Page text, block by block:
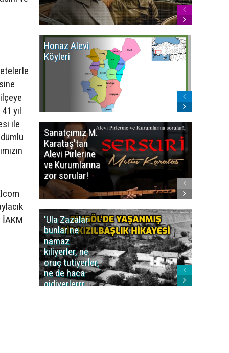
yıl
ile
Honaz Alevi
Köyleri
Sanatçımız M.
Karataş'tan
Alevi Pirlerine
ve Kurumlarına
zor sorular!
'Ula Zazalar
bunlar ne
namaz
kıliyerler, ne
oruç tutiyerler,
ne de haca
gidiyerlerrr